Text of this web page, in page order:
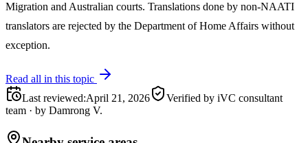
Migration and Australian courts. Translations done by non-NAATI
translators are rejected by the Department of Home Affairs without
exception.
Read all in this topic
Last reviewed:April 21, 2026
Verified by iVC consultant
team · by Damrong V.